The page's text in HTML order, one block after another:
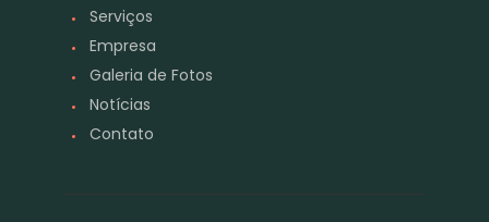
Serviços
Empresa
Galeria de Fotos
Notícias
Contato